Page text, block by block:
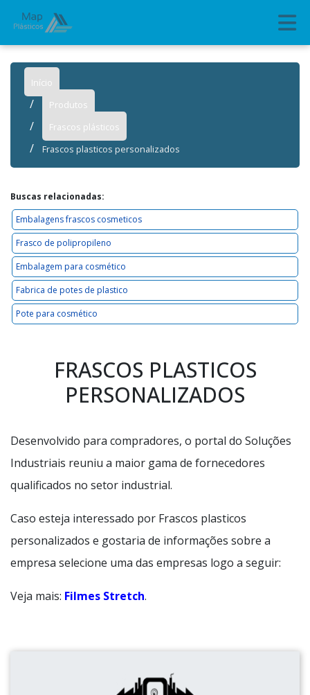
Início
Produtos
Frascos plásticos
Frascos plasticos personalizados
Buscas relacionadas:
Embalagens frascos cosmeticos
Frasco de polipropileno
Embalagem para cosmético
Fabrica de potes de plastico
Pote para cosmético
FRASCOS PLASTICOS
PERSONALIZADOS
Desenvolvido para compradores, o portal do Soluções
Industriais reuniu a maior gama de fornecedores
qualificados no setor industrial.
Caso esteja interessado por Frascos plasticos
personalizados e gostaria de informações sobre a
empresa selecione uma das empresas logo a seguir:
Veja mais: Filmes Stretch.